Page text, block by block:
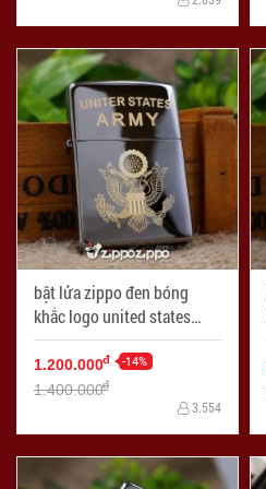
bật lửa zippo đen bóng
khắc logo united states
ARMY mạ vàng - Mã SP:
ZPC1515
1.200.000đ -14%
1.400.000đ
3.554